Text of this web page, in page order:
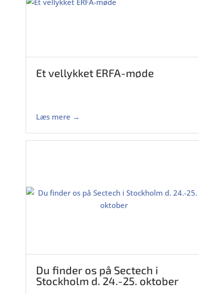
Et vellykket ERFA-møde
Læs mere →
Du finder os på Sectech i
Stockholm d. 24.-25. oktober